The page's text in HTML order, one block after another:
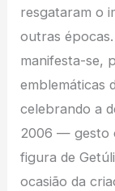
resgataram o
outras
manifesta-se,
emblemáticas
celebrando a
2006 — gesto
figura de
ocasião da